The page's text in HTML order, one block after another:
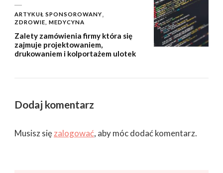
ARTYKUŁ SPONSOROWANY
ZDROWIE, MEDYCYNA
Zalety zamówienia firmy która się
zajmuje projektowaniem,
drukowaniem i kolportażem ulotek
Dodaj komentarz
Musisz sięzalogować, aby móc dodać komentarz.